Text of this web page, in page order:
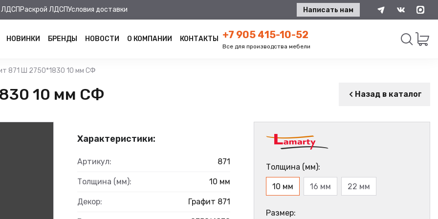
ЛДСП Раскрой ЛДСПУсловия доставки Написать нам
НОВИНКИ БРЕНДЫ НОВОСТИ О КОМПАНИИ КОНТАКТЫ +7 905 415-10-52
Все для производства мебели
871 Ш 2750*1830 10 мм СФ
10 мм СФ Назад в каталог
Характеристики:
Артикул: 871
Толщина (мм): 10 мм
Декор: Графит 871
Толщина (мм):
10 мм 16 мм 22 мм
Размер: